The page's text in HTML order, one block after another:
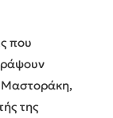
που
Μαστοράκη,
της